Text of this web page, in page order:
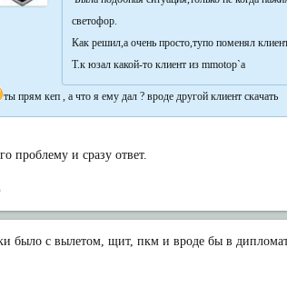
светофор.
Как решил,а очень просто,тупо поменял
Т.к юзал какой-то клиент из mmotop`a
ты прям кеп , а что я ему дал ? вроде другой клиент скачать
проблему и сразу ответ.
было с вылетом, щит, пкм и вроде бы в